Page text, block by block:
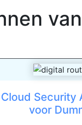
van
Cloud Security
voor